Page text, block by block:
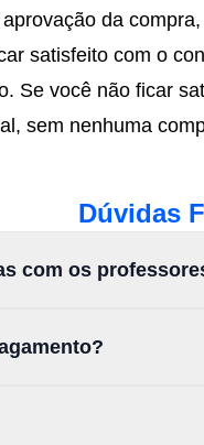
da
satisfeito com o
Se você não ficar
sem nenhuma
Dúvidas
com os